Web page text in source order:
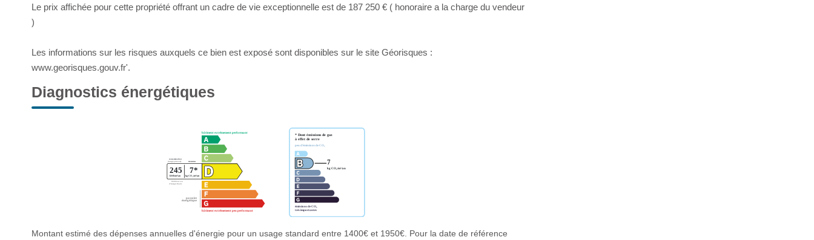
Le prix affichée pour cette propriété offrant un cadre de vie exceptionnelle est de 187 250 € ( honoraire a la charge du vendeur
)
Les informations sur les risques auxquels ce bien est exposé sont disponibles sur le site Géorisques :
www.georisques.gouv.fr'.
Diagnostics énergétiques
Montant estimé des dépenses annuelles d'énergie pour un usage standard entre 1400€ et 1950€. Pour la date de référence